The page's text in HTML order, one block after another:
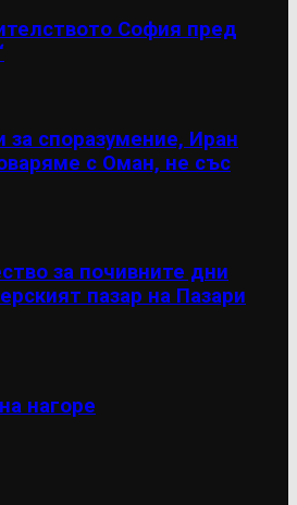
София пред
за споразумение, Иран
с Оман, не със
за почивните дни
пазар на Пазари
нагоре